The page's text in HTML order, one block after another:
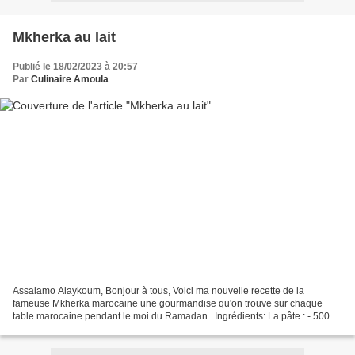
Mkherka au lait
Publié le 18/02/2023 à 20:57
Par Culinaire Amoula
Assalamo Alaykoum, Bonjour à tous, Voici ma nouvelle recette de la
fameuse Mkherka marocaine une gourmandise qu'on trouve sur chaque
table marocaine pendant le moi du Ramadan.. Ingrédients: La pâte : - 500 g